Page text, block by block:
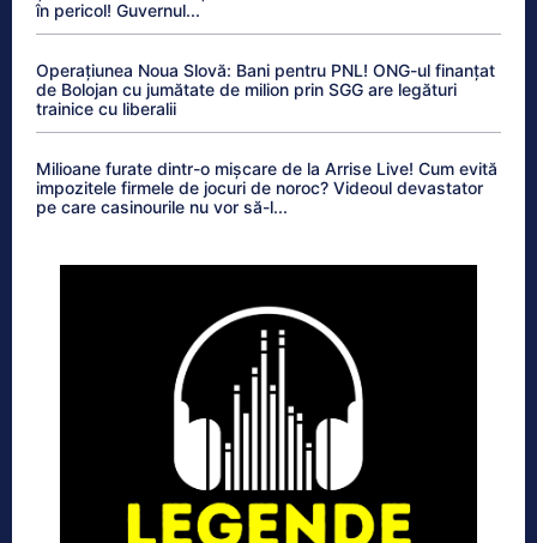
în pericol! Guvernul...
Operațiunea Noua Slovă: Bani pentru PNL! ONG-ul finanțat
de Bolojan cu jumătate de milion prin SGG are legături
trainice cu liberalii
Milioane furate dintr-o mișcare de la Arrise Live! Cum evită
impozitele firmele de jocuri de noroc? Videoul devastator
pe care casinourile nu vor să-l...